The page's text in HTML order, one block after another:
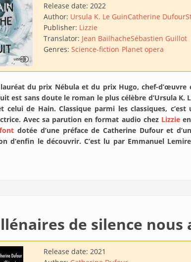
Release date: 2022
Author: Ursula K. Le GuinCatherine Dufour
Publisher: Lizzie
Translator: Jean BailhacheSébastien Guillot
Genres: Science-fiction Planet opera
lauréat du prix Nébula et du prix Hugo, chef-d’œuvre
est sans doute le roman le plus célèbre d’Ursula K.
celui de Hain. Classique parmi les classiques,
Avec sa parution en format audio chez Lizzieen
dotée d’une préface de Catherine Dufour et
d’enfin le découvrir. C’est lu par Emmanuel
de silence
Release date: 2021